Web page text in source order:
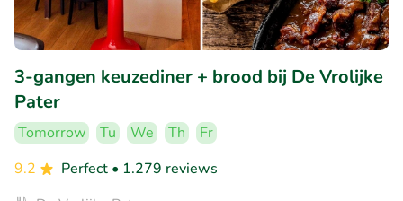
3-gangen keuzediner + brood bij De Vrolijke
Pater
Tomorrow Tu We Th
Fr
9.2
Perfect • 1.279 reviews